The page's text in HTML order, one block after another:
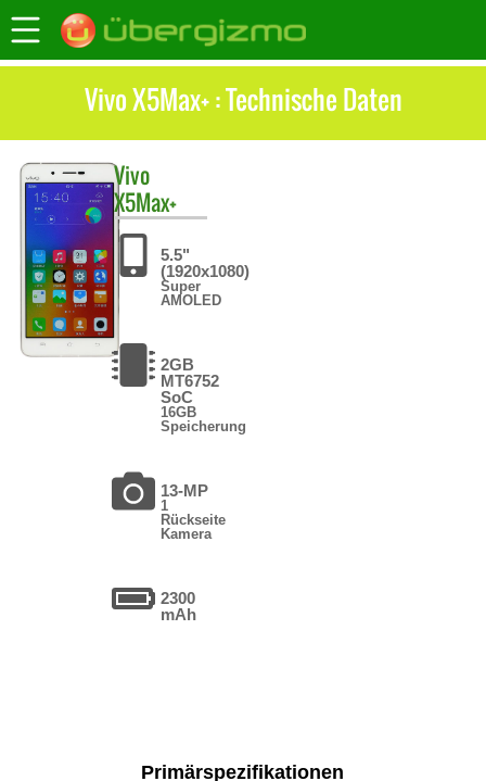
Vivo X5Max+ : Technische Daten
Vivo
X5Max+
5.5"
(1920x1080)
Super
AMOLED
2GB
MT6752
SoC
16GB
Speicherung
13-MP
1
Rückseite
Kamera
2300
mAh
Primärspezifikationen